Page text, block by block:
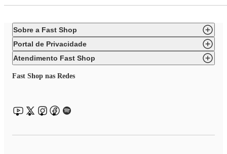
Sobre a Fast Shop
Portal de Privacidade
Atendimento Fast Shop
Fast Shop nas Redes